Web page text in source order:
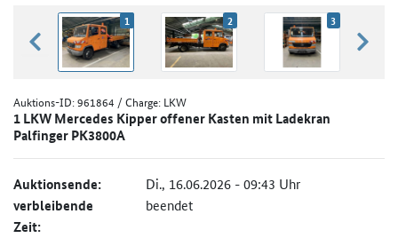
zurück blättern
1 2 3
Auktions-ID:961864 / Charge: LKW
1 LKW Mercedes Kipper offener Kasten mit Ladekran
Palfinger PK3800A
Auktionsende: Di., 16.06.2026 - 09:43 Uhr
verbleibende
Zeit:
beendet